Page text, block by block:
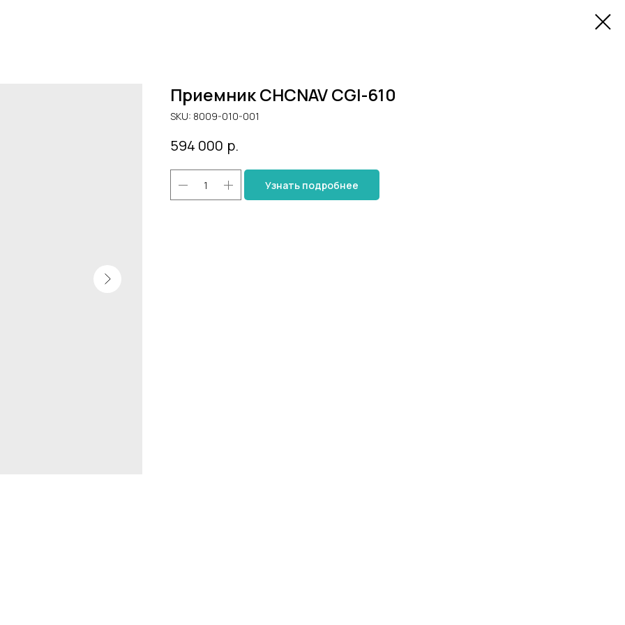
Приемник CHCNAV CGI-610
SKU: 8009-010-001
594 000 р.
Узнать подробнее